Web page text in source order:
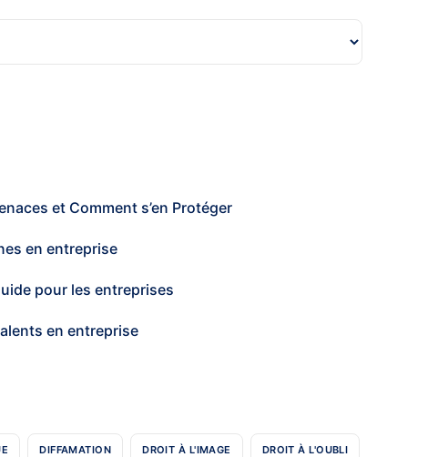
et Comment s’en Protéger
en entreprise
pour les entreprises
en entreprise
DIFFAMATION DROIT À L'IMAGE DROIT À L'OUBLI